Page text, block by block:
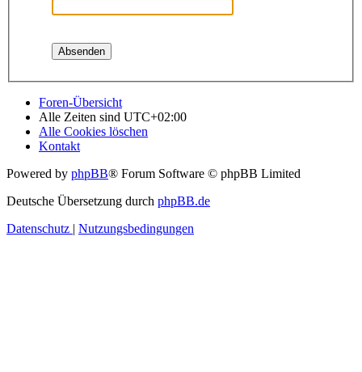
Foren-Übersicht
Alle Zeiten sind UTC+02:00
Alle Cookies löschen
Kontakt
Powered by phpBB® Forum Software © phpBB Limited
Deutsche Übersetzung durch phpBB.de
Datenschutz | Nutzungsbedingungen